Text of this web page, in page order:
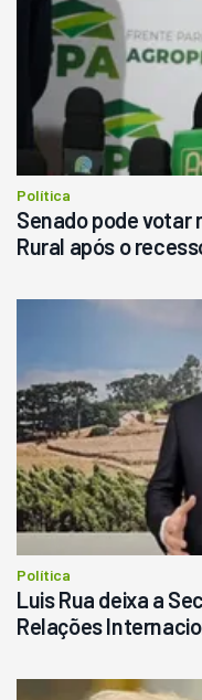
R$
Política
Senado pode votar
Rural após o
Política
Luis Rua deixa a
Relações